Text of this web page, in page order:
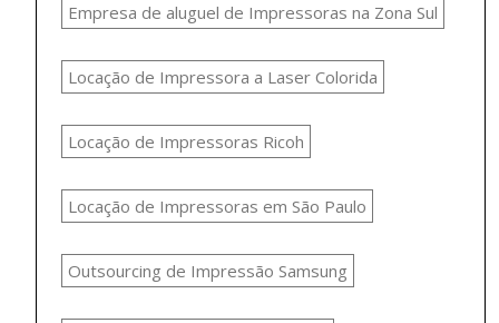
Empresa de aluguel de Impressoras na Zona Sul
Locação de Impressora a Laser Colorida
Locação de Impressoras Ricoh
Locação de Impressoras em São Paulo
Outsourcing de Impressão Samsung